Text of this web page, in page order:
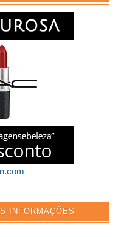
INFORMAÇÕES